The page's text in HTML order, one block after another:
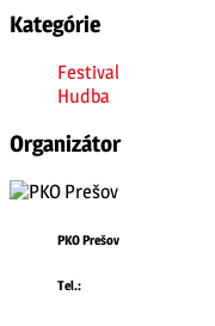
Kategórie
Festival
Hudba
Organizátor
PKO Prešov
Tel.: